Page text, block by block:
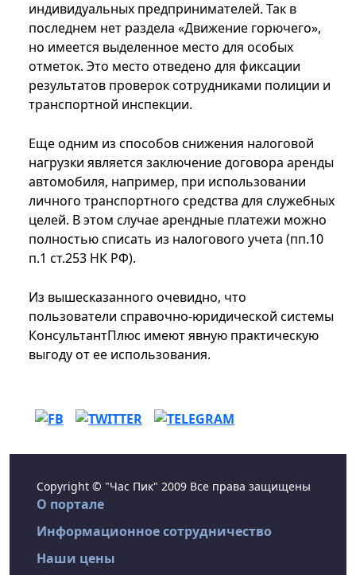
индивидуальных предпринимателей. Так в
последнем нет раздела «Движение горючего»,
но имеется выделенное место для особых
отметок. Это место отведено для фиксации
результатов проверок сотрудниками полиции и
транспортной инспекции.
Еще одним из способов снижения налоговой
нагрузки является заключение договора аренды
автомобиля, например, при использовании
личного транспортного средства для служебных
целей. В этом случае арендные платежи можно
полностью списать из налогового учета (пп.10
п.1 ст.253 НК РФ).
Из вышесказанного очевидно, что
пользователи справочно-юридической системы
КонсультантПлюс имеют явную практическую
выгоду от ее использования.
Copyright © "Час Пик" 2009 Все права защищены
О портале
Информационное сотрудничество
Наши цены